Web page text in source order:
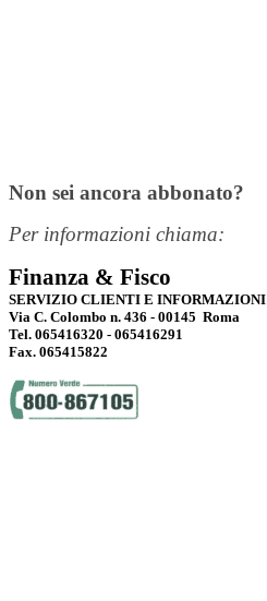
Non sei ancora abbonato?
Per informazioni chiama:
Finanza & Fisco
SERVIZIO CLIENTI E INFORMAZIONI
Via C. Colombo n. 436 - 00145 Roma
Tel. 065416320 - 065416291
Fax. 065415822